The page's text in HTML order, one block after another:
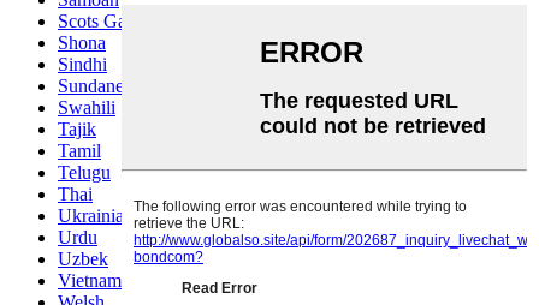
Scots Gaelic
Shona
Sindhi
Sundanese
Swahili
Tajik
Tamil
Telugu
Thai
Ukrainian
Urdu
Uzbek
Vietnamese